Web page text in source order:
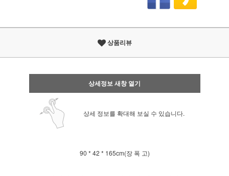
상품리뷰
상세정보 새창 열기
상세 정보를 확대해 보실 수 있습니다.
90 * 42 * 165cm(장 폭 고)